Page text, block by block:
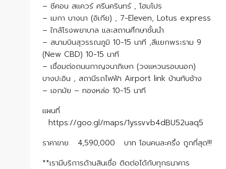
– ซีคอน สแควร์ ศรีนครินทร์ , โฮมโปร
– เมกา บางนา (อิเกีย) , 7-Eleven, Lotus express
– ใกล้โรงพยาบาล และสถานศึกษาชั้นนำ
– สนามบินสุวรรณภูมิ 10-15 นาที ,สีแยกพระราม 9
(New CBD) 10-15 นาที
– เชื่อมต่อถนนกาญจนาภิเษก (วงแหวนรอบนอก)
บางปะอิน , สถานีรถไฟฟ้า Airport link บ้านทับช้าง
– เอกมัย – ทองหล่อ 10-15 นาที
แผนที่
https://goo.gl/maps/1yssvvb4dBU52uaq5
ราคาขาย 4,590,000 บาท โอนคนละครึ่ง ถูกที่สุด!!!
**เรามีบริการด้านสินเชื่อ ติดต่อได้กับทุกธนาคาร